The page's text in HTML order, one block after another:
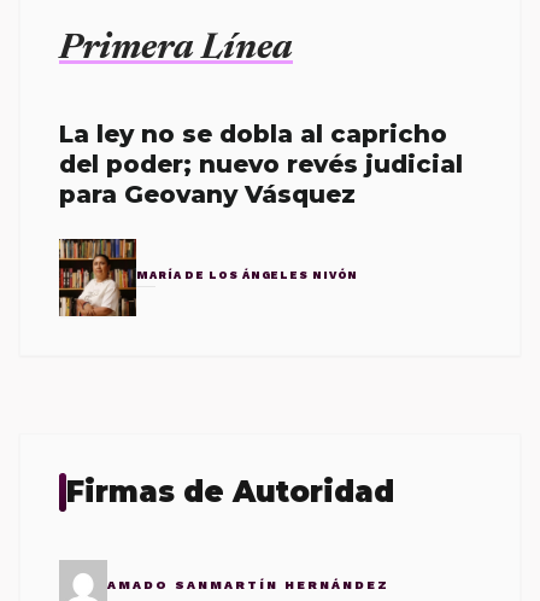
Primera Línea
La ley no se dobla al capricho
del poder; nuevo revés judicial
para Geovany Vásquez
MARÍA DE LOS ÁNGELES NIVÓN
Firmas de Autoridad
AMADO SANMARTÍN HERNÁNDEZ